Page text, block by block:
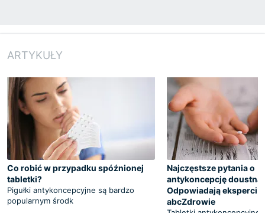
ARTYKUŁY
Co robić w przypadku spóźnionej
tabletki?
Pigułki antykoncepcyjne są bardzo
popularnym środk
Najczęstsze pytania o
antykoncepcję doustną.
Odpowiadają eksperci
abcZdrowie